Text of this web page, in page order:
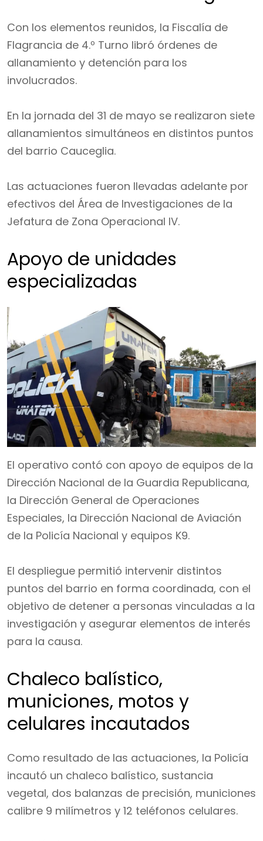
Con los elementos reunidos, la Fiscalía de
Flagrancia de 4.º Turno libró órdenes de
allanamiento y detención para los
involucrados.
En la jornada del 31 de mayo se realizaron siete
allanamientos simultáneos en distintos puntos
del barrio Cauceglia.
Las actuaciones fueron llevadas adelante por
efectivos del Área de Investigaciones de la
Jefatura de Zona Operacional IV.
Apoyo de unidades
especializadas
El operativo contó con apoyo de equipos de la
Dirección Nacional de la Guardia Republicana,
la Dirección General de Operaciones
Especiales, la Dirección Nacional de Aviación
de la Policía Nacional y equipos K9.
El despliegue permitió intervenir distintos
puntos del barrio en forma coordinada, con el
objetivo de detener a personas vinculadas a la
investigación y asegurar elementos de interés
para la causa.
Chaleco balístico,
municiones, motos y
celulares incautados
Como resultado de las actuaciones, la Policía
incautó un chaleco balístico, sustancia
vegetal, dos balanzas de precisión, municiones
calibre 9 milímetros y 12 teléfonos celulares.